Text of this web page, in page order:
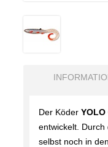
Der Köder
entwickelt.
selbst noch in